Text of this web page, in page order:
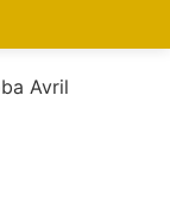
Avril